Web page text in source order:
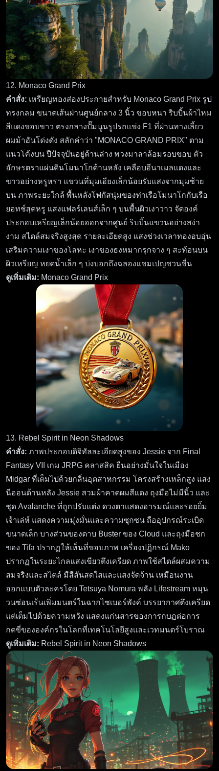
12. Monaco Grand Prix
คำสั่ง: เหรียญทองส่องประกายสำหรับ Monaco Grand Prix รูป
ทรงกลม ขนาดเส้นผ่านศูนย์กลาง 3 นิ้ว ขอบหนา ริบบิ้นผ้าไหม
สีแดงขอบขาว ตรงกลางปั๊มนูนรูปรถแข่ง F1 ที่ผ่านทางเลี้ยว
ผมม้าอันโด่งดัง สลักคำว่า "MONACO GRAND PRIX" ตาม
แนวโค้งบน ปีปัจจุบันอยู่ด้านล่าง พวงมาลาล้อมรอบขอบ ตัว
อักษรตราแผ่นดินโมนาโกด้านหลัง เคลือบอีนาเมลแดงและ
ขาวอย่างหรูหรา แขวนที่มุมเอียงเล็กน้อยรับแสงจากมุมซ้าย
บน ภาพระยะใกล้ พื้นหลังโฟกัสนุ่มของท่าเรือโมนาโกกับเรือ
ยอทช์สุดหรู แสงแฟลร์เลนส์เล็ก ๆ บนพื้นผิวเงาวาว จัดองค์
ประกอบเหรียญเล็กน้อยออกจากศูนย์ ริบบิ้นแขวนอย่างสง่า
งาม สไตล์สมจริงสูงสุด รายละเอียดสูง แสงช่วงเวลาทองอบอุ่น
เสริมความเงาของโลหะ เงาของธงหมากรุกจาง ๆ สะท้อนบน
ผิวเหรียญ หยดน้ำเล็ก ๆ บ่งบอกถึงฉลองแชมเปญชวนชื่น
ดูเพิ่มเติม: Monaco Grand Prix
13. Rebel Spirit in Neon Shadows
คำสั่ง: ภาพประกอบดิจิทัลละเอียดสูงของ Jessie จาก Final
Fantasy VII เกม JRPG คลาสสิค ยืนอย่างมั่นใจในเมือง
Midgar ที่เต็มไปด้วยกลิ่นอุตสาหกรรม โครงสร้างเหล็กสูง แสง
นีออนด้านหลัง Jessie สวมผ้าคาดผมสีแดง ถุงมือไม่มีนิ้ว และ
ชุด Avalanche ที่ถูกปรับแต่ง ดวงตาแสดงอารมณ์และรอยยิ้ม
เจ้าเล่ห์ แสดงความมุ่งมั่นและความซุกซน ถืออุปกรณ์ระเบิด
ขนาดเล็ก บางส่วนของดาบ Buster ของ Cloud และถุงมือชก
ของ Tifa ปรากฏให้เห็นที่ขอบภาพ เครื่องปฏิกรณ์ Mako
ปรากฏในระยะไกลแสงเขียวตึงเครียด ภาพใช้สไตล์ผสมความ
สมจริงและสไตล์ มีสีสันสดใสและแสงจัดจ้าน เหมือนงาน
ออกแบบตัวละครโดย Tetsuya Nomura พลัง Lifestream หมุน
วนซ่อนเร้นเพิ่มมนตร์ในฉากไซเบอร์พังค์ บรรยากาศตึงเครียด
แต่เต็มไปด้วยความหวัง แสดงแก่นสารของการกบฏต่อการ
กดขี่ขององค์กรในโลกที่เทคโนโลยีสูงและเวทมนตร์โบราณ
ดูเพิ่มเติม: Rebel Spirit in Neon Shadows